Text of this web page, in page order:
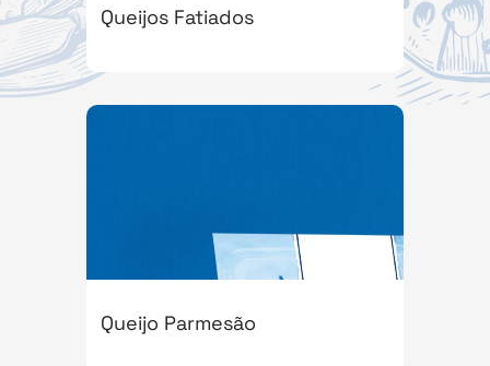
Queijos Fatiados
Queijo Parmesão